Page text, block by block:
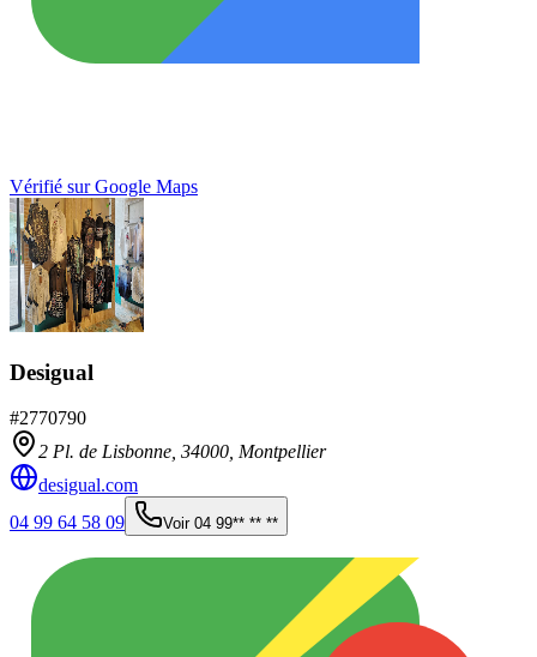
Vérifié sur Google Maps
Desigual
#2770790
2 Pl. de Lisbonne, 34000, Montpellier
desigual.com
04 99 64 58 09
Voir 04 99** ** **